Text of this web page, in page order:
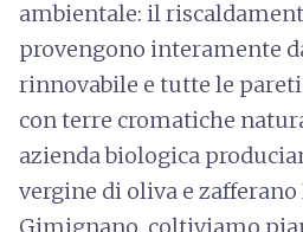
ambientale: il
provengono interamente
rinnovabile e tutte le
con terre cromatiche
azienda biologica
vergine di oliva e zafferano